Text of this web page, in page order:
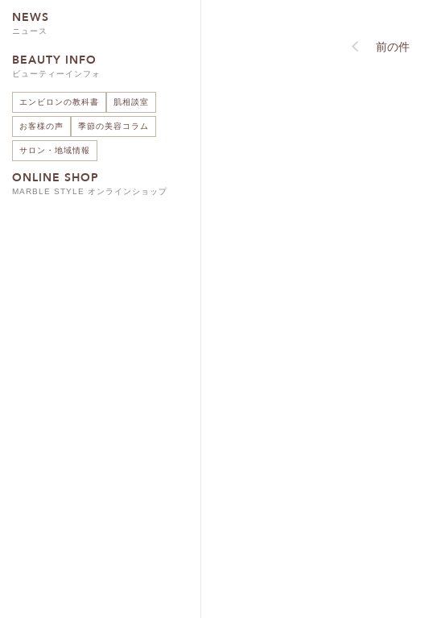
NEWS
ニュース
BEAUTY INFO
ビューティーインフォ
エンビロンの教科書 肌相談室
お客様の声 季節の美容コラム
サロン・地域情報
ONLINE SHOP
MARBLE STYLE オンラインショップ
前の件